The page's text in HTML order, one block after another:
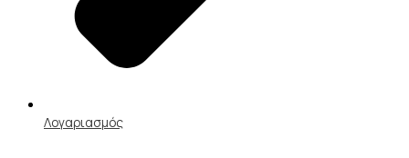
Λογαριασμός